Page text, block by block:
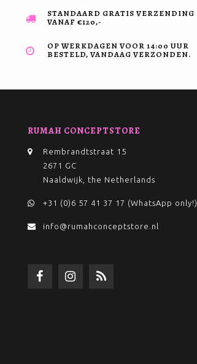
STANDAARD GRATIS VERZENDING
VANAF €120,-
OP WERKDAGEN VOOR 14:00 UUR
BESTELD, VANDAAG VERZONDEN.
RUMAH CONCEPTSTORE
Rembrandtstraat 15
2671 GC
Naaldwijk, the Netherlands
+31 (0)6 57 41 37 17 (WhatsApp only!)
info@rumahconceptstore.nl